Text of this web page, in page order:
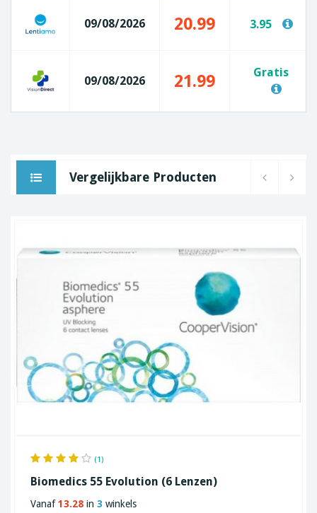
09/08/2026 20.99 3.95
09/08/2026 21.99 Gratis
Vergelijkbare Producten
(1)
Biomedics 55 Evolution (6 Lenzen)
Vanaf13.28 in 3 winkels